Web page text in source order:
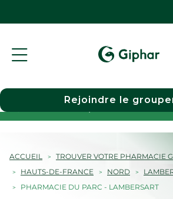
Choisir une pharmacie
Rejoindre le
ACCUEIL
TROUVER VOTRE PHARMACIE
HAUTS-DE-FRANCE
NORD
PHARMACIE DU PARC - LAMBERSART